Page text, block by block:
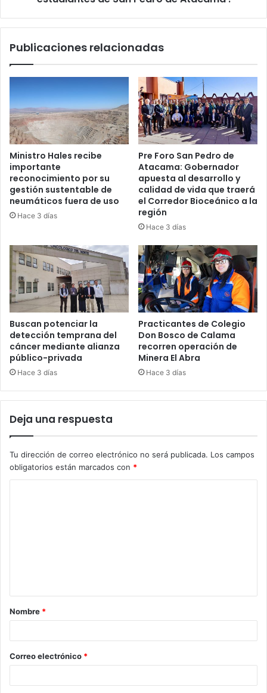
Publicaciones relacionadas
Ministro Hales recibe
importante
reconocimiento por su
gestión sustentable de
neumáticos fuera de uso
Hace 3 días
Pre Foro San Pedro de
Atacama: Gobernador
apuesta al desarrollo y
calidad de vida que traerá
el Corredor Bioceánico a la
región
Hace 3 días
Buscan potenciar la
detección temprana del
cáncer mediante alianza
público-privada
Hace 3 días
Practicantes de Colegio
Don Bosco de Calama
recorren operación de
Minera El Abra
Hace 3 días
Deja una respuesta
Tu dirección de correo electrónico no será publicada. Los campos
obligatorios están marcados con *
a
r
*
Nombre *
Correo electrónico *